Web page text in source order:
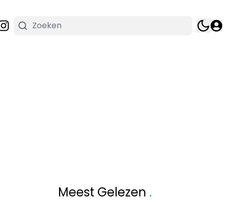
Meest Gelezen .